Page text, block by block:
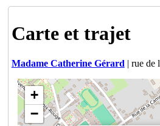
Carte et trajet
Madame Catherine Gérard | rue de
+
−